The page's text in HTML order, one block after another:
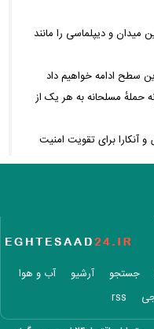
و دیپلماسی را مانند
سطح ادامه خواهیم داد
حملهٔ مسلحانه به هر یک از
آنکارا برای تقویت امنیت
میان دوره‌ای آمریکا
مشترکین کشاورزی
تنگه نیست / آمریکا باید
جستجو آرشیو
آب و هوا
rss